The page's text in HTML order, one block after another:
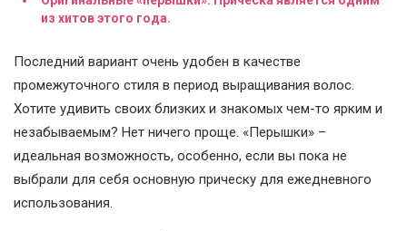
из хитов этого года.
Последний вариант очень удобен в качестве
промежуточного стиля в период выращивания волос.
Хотите удивить своих близких и знакомых чем-то ярким и
незабываемым? Нет ничего проще. «Перышки» –
идеальная возможность, особенно, если вы пока не
выбрали для себя основную прическу для ежедневного
использования.